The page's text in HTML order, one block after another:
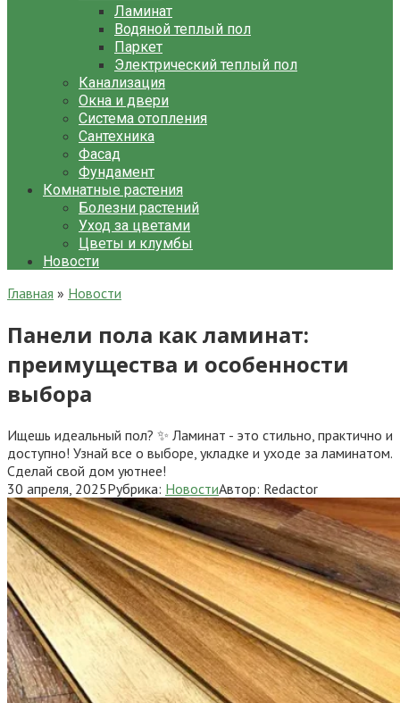
Ламинат
Водяной теплый пол
Паркет
Электрический теплый пол
Канализация
Окна и двери
Система отопления
Сантехника
Фасад
Фундамент
Комнатные растения
Болезни растений
Уход за цветами
Цветы и клумбы
Новости
Главная » Новости
Панели пола как ламинат:
преимущества и особенности
выбора
Ищешь идеальный пол? ✨ Ламинат - это стильно, практично и
доступно! Узнай все о выборе, укладке и уходе за ламинатом.
Сделай свой дом уютнее!
30 апреля, 2025Рубрика: НовостиАвтор: Redactor